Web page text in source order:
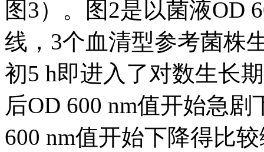
图3）。图2是以菌液OD
线，3个血清型参考菌株
初5 h即进入了对数生长
后OD 600 nm值开始急
600 nm值开始下降得比